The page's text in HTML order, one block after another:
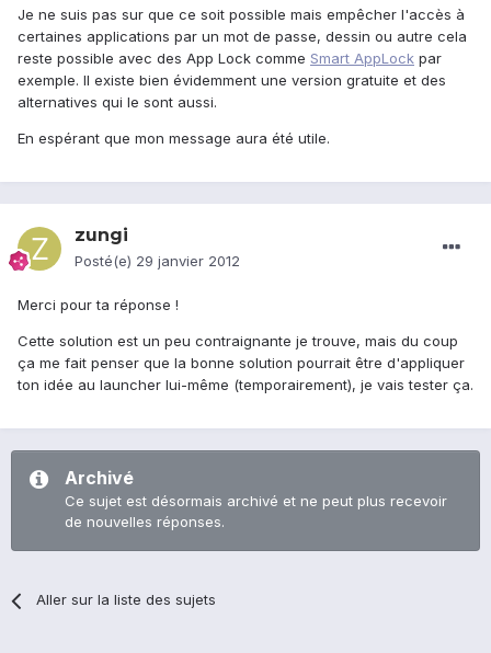
Je ne suis pas sur que ce soit possible mais empêcher l'accès à
certaines applications par un mot de passe, dessin ou autre cela
reste possible avec des App Lock comme Smart AppLock par
exemple. Il existe bien évidemment une version gratuite et des
alternatives qui le sont aussi.
En espérant que mon message aura été utile.
zungi
Posté(e) 29 janvier 2012
Merci pour ta réponse !
Cette solution est un peu contraignante je trouve, mais du coup
ça me fait penser que la bonne solution pourrait être d'appliquer
ton idée au launcher lui-même (temporairement), je vais tester ça.
Archivé
Ce sujet est désormais archivé et ne peut plus recevoir
de nouvelles réponses.
Aller sur la liste des sujets